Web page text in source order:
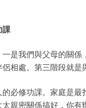
課
是我們與父母的關
相處。第三階段就是
必修功課。家庭是
親密關係搞好，你有